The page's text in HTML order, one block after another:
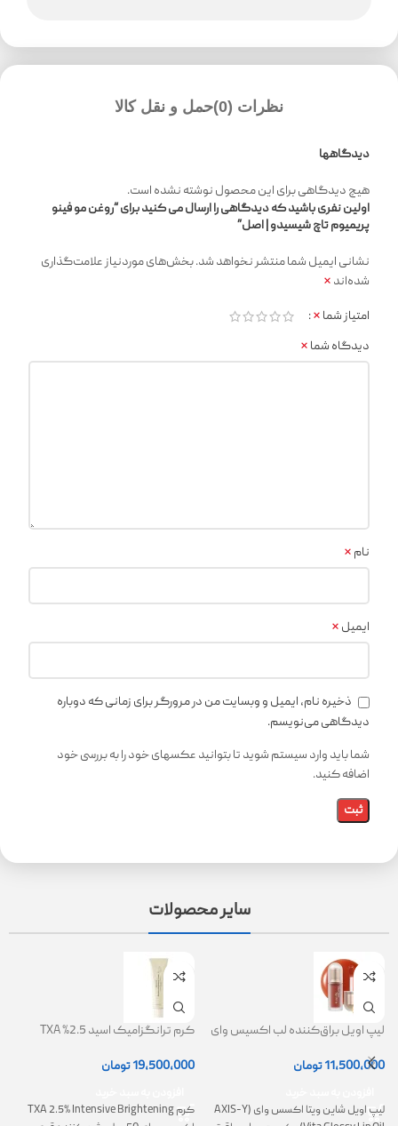
نظرات (0) حمل و نقل کالا
دیدگاهها
هیچ دیدگاهی برای این محصول نوشته نشده است.
اولین نفری باشید که دیدگاهی را ارسال می کنید برای “روغن مو فینو
پریمیوم تاچ شیسیدو | اصل”
نشانی ایمیل شما منتشر نخواهد شد.بخش‌های موردنیاز علامت‌گذاری
شده‌اند *
امتیاز شما *
دیدگاه شما *
نام *
ایمیل *
ذخیره نام، ایمیل و وبسایت من در مرورگر برای زمانی که دوباره
دیدگاهی می‌نویسم.
شما باید وارد سیستم شوید تا بتوانید عکسهای خود را به بررسی خود
اضافه کنید.
سایر محصولات
لیپ اویل براق‌کننده لب اکسیس وای
11,500,000تومان
لیپ اویل شاین ویتا اکسس وای (AXIS-Y
کرم ترانگزامیک اسید 2.5% TXA
19,500,000تومان
کرم TXA 2.5% Intensive Brightening